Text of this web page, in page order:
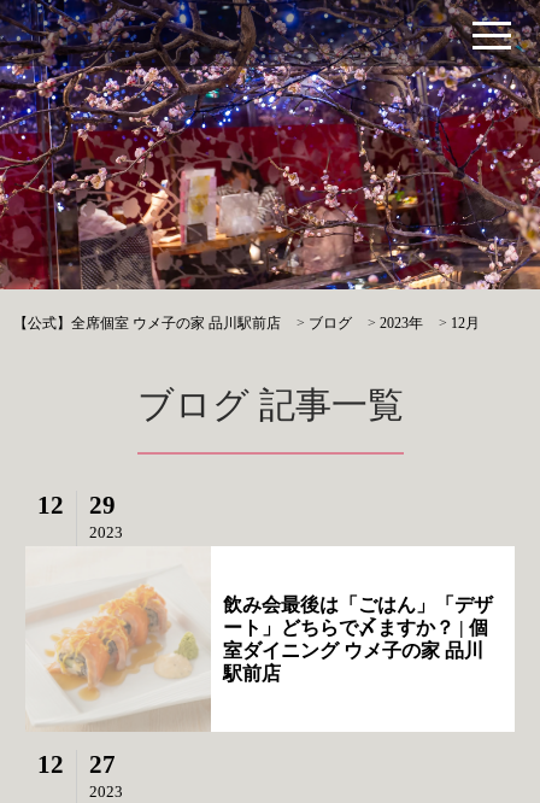
【公式】全席個室 ウメ子の家 品川駅前店 > ブログ >2023年 > 12月
ブログ 記事一覧
12 29
2023
飲み会最後は「ごはん」「デザ
ート」どちらで〆ますか？ | 個
室ダイニング ウメ子の家 品川
駅前店
12 27
2023